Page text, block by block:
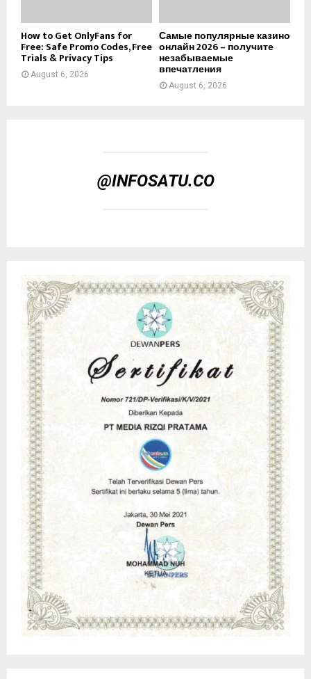
How to Get OnlyFans for
Free: Safe Promo Codes, Free
Trials & Privacy Tips
August 6, 2026
Самые популярные казино
онлайн 2026 – получите
незабываемые
впечатления
August 6, 2026
@INFOSATU.CO